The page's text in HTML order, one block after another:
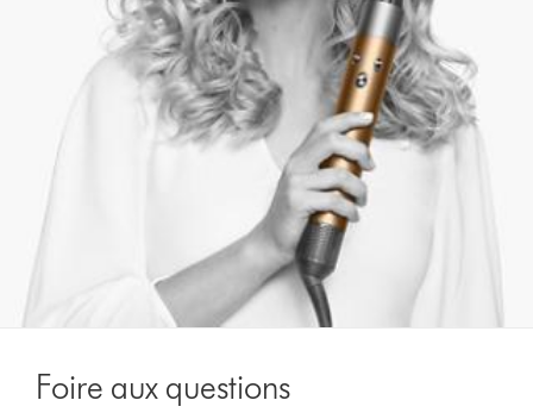
Foire aux questions